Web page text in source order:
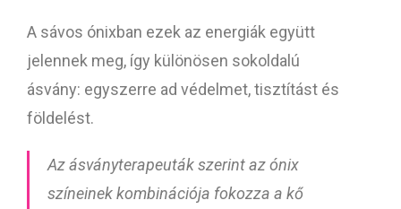
A sávos ónixban ezek az energiák együtt
jelennek meg, így különösen sokoldalú
ásvány: egyszerre ad védelmet, tisztítást és
földelést.
Az ásványterapeuták szerint az ónix
színeinek kombinációja fokozza a kő